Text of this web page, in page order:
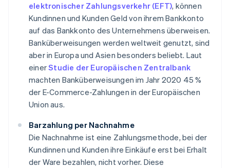
elektronischer Zahlungsverkehr (EFT), können
Kundinnen und Kunden Geld von ihrem Bankkonto
auf das Bankkonto des Unternehmens überweisen.
Banküberweisungen werden weltweit genutzt, sind
aber in Europa und Asien besonders beliebt. Laut
einerStudie der Europäischen Zentralbank
machten Banküberweisungen im Jahr 2020 45 %
der E-Commerce-Zahlungen in der Europäischen
Union aus.
Barzahlung per Nachnahme
Die Nachnahme ist eine Zahlungsmethode, bei der
Kundinnen und Kunden ihre Einkäufe erst bei Erhalt
der Ware bezahlen, nicht vorher. Diese